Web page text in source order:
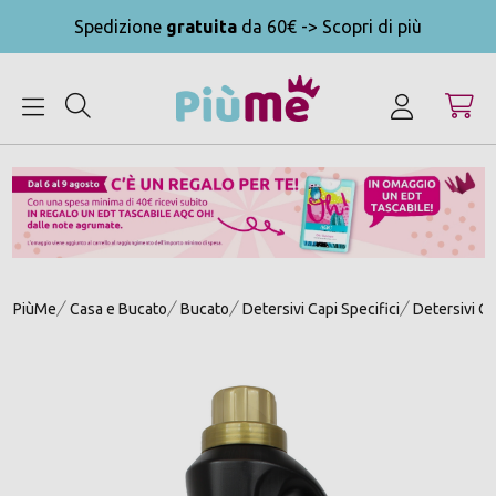
Spedizione gratuita da 60€ -> Scopri di più
PiùMe Casa e Bucato Bucato Detersivi Capi Specifici Detersivi